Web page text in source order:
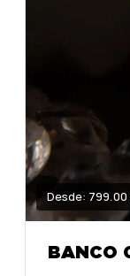
Desde: 799.00
BANCO